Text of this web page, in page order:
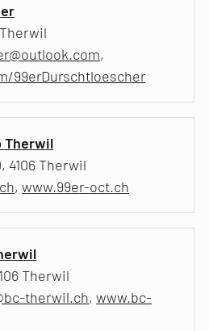
,
99erDurschtloescher
Therwil
4106 Therwil
,www.99er-oct.ch
Therwil
therwil.ch,www.bc-